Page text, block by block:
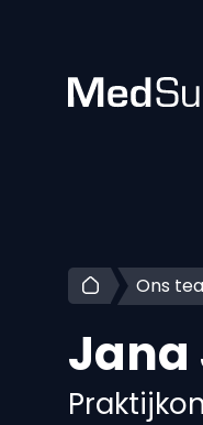
Ons
Jana